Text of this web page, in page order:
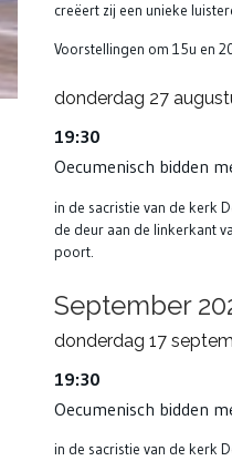
creëert zij een unieke
Voorstellingen om 15u en
donderdag 27
19:30
Oecumenisch bidden
in de sacristie van de kerk
de deur aan de linkerkant
poort.
September
donderdag 17
19:30
Oecumenisch bidden
in de sacristie van de kerk